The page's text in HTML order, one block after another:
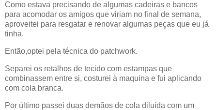
Como estava precisando de algumas cadeiras e bancos
para acomodar os amigos que viriam no final de semana,
aproveitei para resgatar e renovar algumas peças que eu já
tinha.
Então,optei pela técnica do patchwork.
Separei os retalhos de tecido com estampas que
combinassem entre si, costurei à maquina e fui aplicando
com cola branca.
Por último passei duas demãos de cola diluída com um